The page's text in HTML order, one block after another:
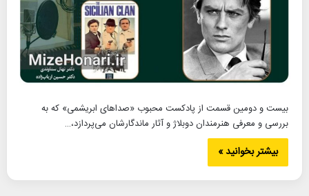
بیست و دومین قسمت از پادکست محبوب «صداهای ابریشمی» که به
بررسی و معرفی هنرمندان دوبلاژ و آثار ماندگارشان می‌پردازد،…
بیشتر بخوانید »